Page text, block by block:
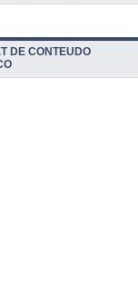
DE CONTEUDO